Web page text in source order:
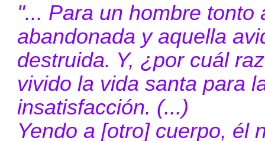
"... Para un hombre
abandonada y aquella
destruida. Y, ¿por cuál
vivido la vida santa para
insatisfacción. (...)
Yendo a [otro] cuerpo, él